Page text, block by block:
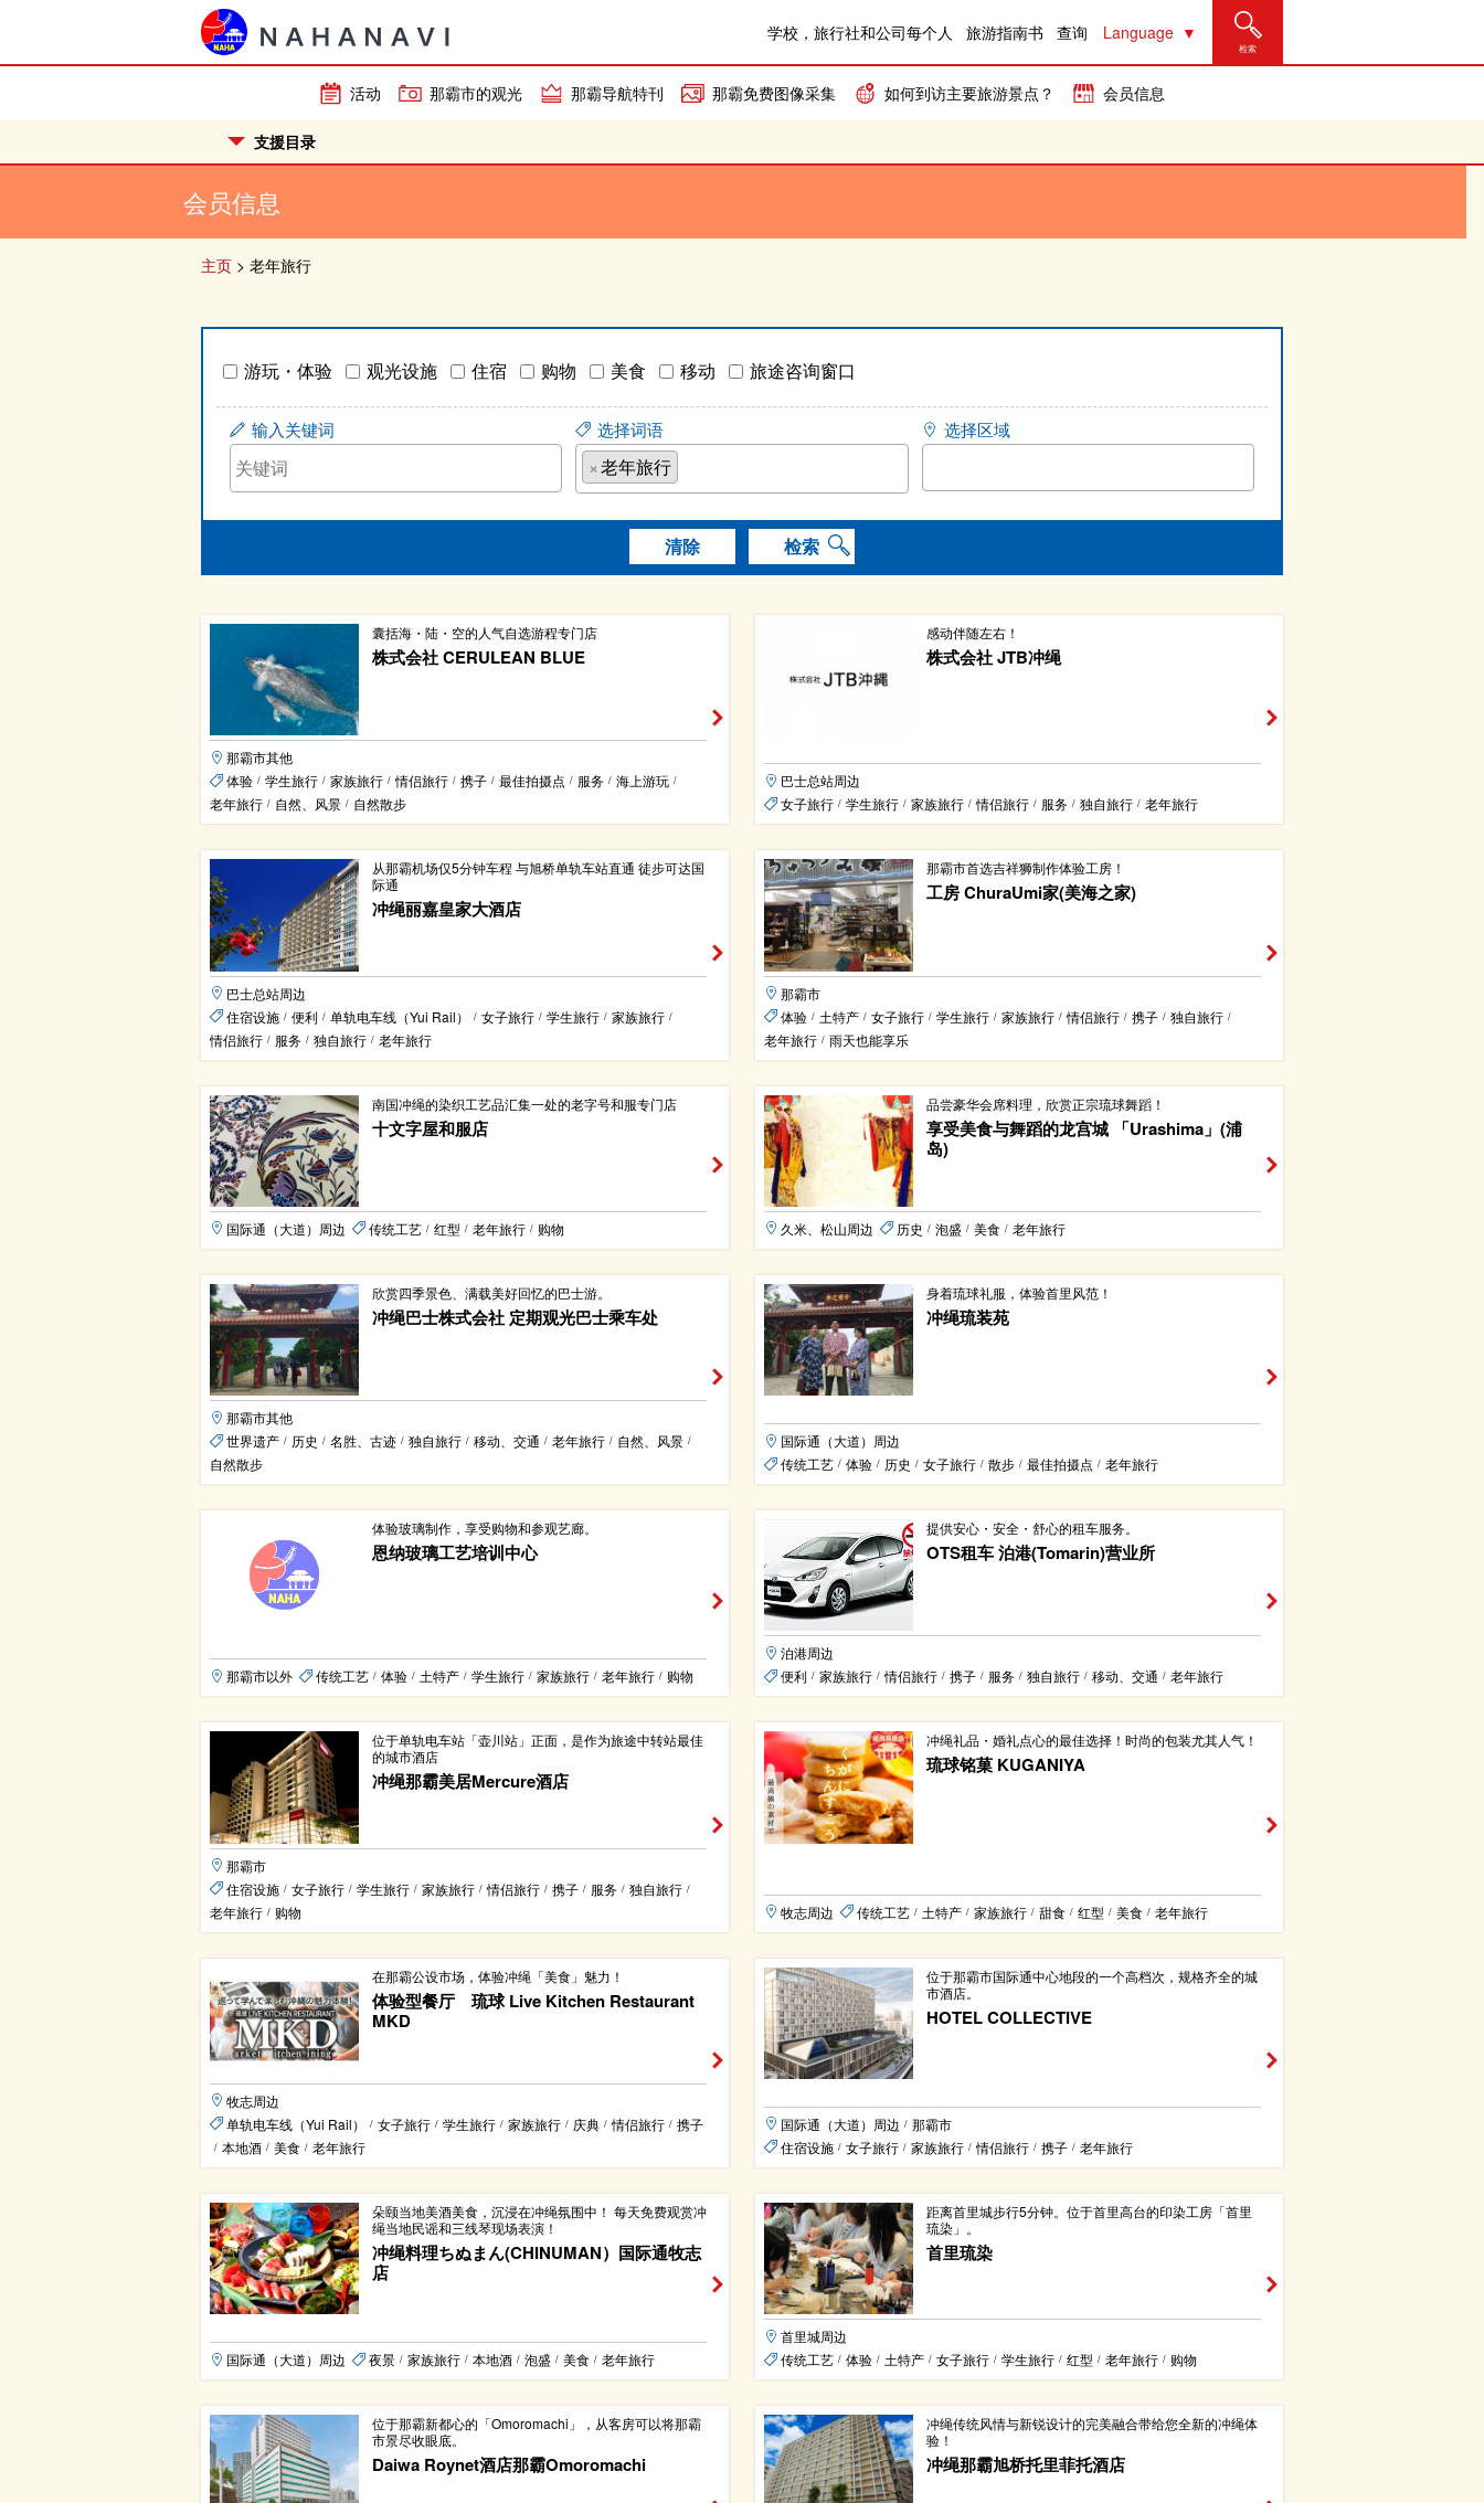
学校，旅行社和公司每个人 旅游指南书 查询 Language
检索
活动 那霸市的观光 那霸导航特刊 那霸免费图像采集 如何到访主要旅游景点？ 会员信息
支援目录
会员信息
主页 > 老年旅行
游玩・体验 观光设施 住宿 购物 美食 移动 旅途咨询窗口
输入关键词 选择词语
×老年旅行
选择区域
清除 检索
囊括海・陆・空的人气自选游程专门店
株式会社 CERULEAN BLUE
那霸市其他
体验 / 学生旅行 / 家族旅行 / 情侣旅行 / 携子 / 最佳拍摄点 / 服务 / 海上游玩 /
老年旅行 / 自然、风景 / 自然散步
感动伴随左右！
株式会社 JTB冲绳
巴士总站周边
女子旅行 / 学生旅行 / 家族旅行 / 情侣旅行 / 服务 / 独自旅行 / 老年旅行
从那霸机场仅5分钟车程 与旭桥单轨车站直通 徒步可达国
际通
冲绳丽嘉皇家大酒店
巴士总站周边
住宿设施 / 便利 / 单轨电车线（Yui Rail） / 女子旅行 / 学生旅行 / 家族旅行 /
情侣旅行 / 服务 / 独自旅行 / 老年旅行
那霸市首选吉祥狮制作体验工房！
工房 ChuraUmi家(美海之家)
那霸市
体验 / 土特产 / 女子旅行 / 学生旅行 / 家族旅行 / 情侣旅行 / 携子 / 独自旅行 /
老年旅行 / 雨天也能享乐
南国冲绳的染织工艺品汇集一处的老字号和服专门店
十文字屋和服店
国际通（大道）周边 传统工艺 / 红型 / 老年旅行 / 购物
品尝豪华会席料理，欣赏正宗琉球舞蹈！
享受美食与舞蹈的龙宫城 「Urashima」(浦
岛)
久米、松山周边 历史 / 泡盛 / 美食 / 老年旅行
欣赏四季景色、满载美好回忆的巴士游。
冲绳巴士株式会社 定期观光巴士乘车处
那霸市其他
世界遗产 / 历史 / 名胜、古迹 / 独自旅行 / 移动、交通 / 老年旅行 / 自然、风景 /
自然散步
身着琉球礼服，体验首里风范！
冲绳琉装苑
国际通（大道）周边
传统工艺 / 体验 / 历史 / 女子旅行 / 散步 / 最佳拍摄点 / 老年旅行
体验玻璃制作，享受购物和参观艺廊。
恩纳玻璃工艺培训中心
那霸市以外 传统工艺 / 体验 / 土特产 / 学生旅行 / 家族旅行 / 老年旅行 / 购物
提供安心・安全・舒心的租车服务。
OTS租车 泊港(Tomarin)营业所
泊港周边
便利 / 家族旅行 / 情侣旅行 / 携子 / 服务 / 独自旅行 / 移动、交通 / 老年旅行
位于单轨电车站「壶川站」正面，是作为旅途中转站最佳
的城市酒店
冲绳那霸美居Mercure酒店
那霸市
住宿设施 / 女子旅行 / 学生旅行 / 家族旅行 / 情侣旅行 / 携子 / 服务 / 独自旅行 /
老年旅行 / 购物
冲绳礼品・婚礼点心的最佳选择！时尚的包装尤其人气！
琉球铭菓 KUGANIYA
牧志周边 传统工艺 / 土特产 / 家族旅行 / 甜食 / 红型 / 美食 / 老年旅行
在那霸公设市场，体验冲绳「美食」魅力！
体验型餐厅 琉球 Live Kitchen Restaurant
MKD
牧志周边
单轨电车线（Yui Rail）
/ 女子旅行 / 学生旅行 / 家族旅行 / 庆典 / 情侣旅行 / 携子
/ 本地酒 / 美食 / 老年旅行
位于那霸市国际通中心地段的一个高档次，规格齐全的城
市酒店。
HOTEL COLLECTIVE
国际通（大道）周边 / 那霸市
住宿设施 / 女子旅行 / 家族旅行 / 情侣旅行 / 携子 / 老年旅行
朵颐当地美酒美食，沉浸在冲绳氛围中！ 每天免费观赏冲
绳当地民谣和三线琴现场表演！
冲绳料理ちぬまん(CHINUMAN）国际通牧志
店
国际通（大道）周边 夜景 / 家族旅行 / 本地酒 / 泡盛 / 美食 / 老年旅行
距离首里城步行5分钟。位于首里高台的印染工房「首里
琉染」。
首里琉染
首里城周边
传统工艺 / 体验 / 土特产 / 女子旅行 / 学生旅行 / 红型 / 老年旅行 / 购物
位于那霸新都心的「Omoromachi」，从客房可以将那霸
市景尽收眼底。
Daiwa Roynet酒店那霸Omoromachi
冲绳传统风情与新锐设计的完美融合带给您全新的冲绳体
验！
冲绳那霸旭桥托里菲托酒店